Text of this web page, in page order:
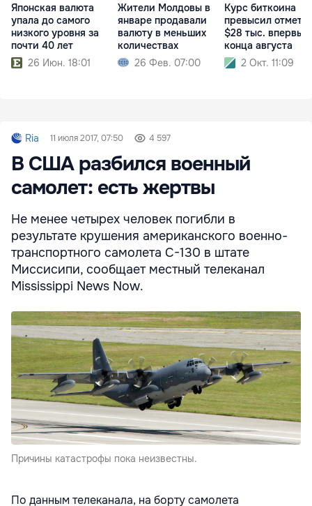
Японская валюта
упала до самого
низкого уровня за
почти 40 лет
26 Июн. 18:01
Жители Молдовы в
январе продавали
валюту в меньших
количествах
26 Фев. 07:00
Курс биткоина
превысил
$28 тыс. впервые
конца августа
2 Окт. 11:09
Ria 11 июля 2017, 07:50 4 597
В США разбился военный
самолет: есть жертвы
Не менее четырех человек погибли в
результате крушения американского военно-
транспортного самолета С-130 в штате
Миссисипи, сообщает местный телеканал
Mississippi News Now.
Причины катастрофы пока неизвестны.
По данным телеканала, на борту самолета